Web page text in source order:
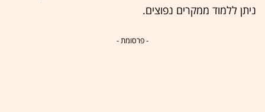
ניתן ללמוד ממקרים נפוצים.
- פרסומת -